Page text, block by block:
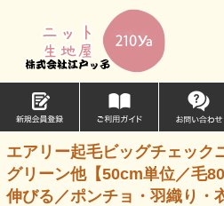
エアリー起毛ビッグチェック
グリーン他【50cm単位／毛
伸びる／ポンチョ・羽織り・